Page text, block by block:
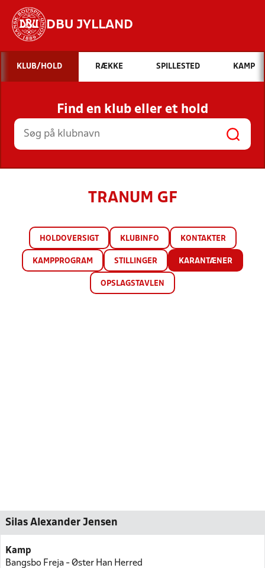
DBU JYLLAND
Hvad vil du søge efter?
INDHOLD OG NYHEDER
STILLINGER, RESULTATER, KLUBBER OG
HOLD
KLUB/HOLD RÆKKE SPILLESTED KAMP
Find en klub eller et hold
TRANUM GF
HOLDOVERSIGT KLUBINFO KONTAKTER
KAMPPROGRAM STILLINGER KARANTÆNER
OPSLAGSTAVLEN
Silas Alexander Jensen
Kamp
Bangsbo Freja - Øster Han Herred